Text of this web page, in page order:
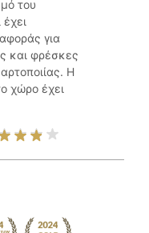
του
για
και φρέσκες
Η
χώρο έχει